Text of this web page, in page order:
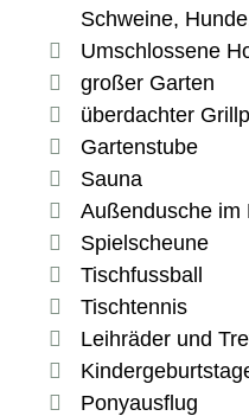
Schweine,
Umschlossene
großer Garten
überdachter
Gartenstube
Sauna
Außendusche im
Spielscheune
Tischfussball
Tischtennis
Leihräder und
Ponyausflug